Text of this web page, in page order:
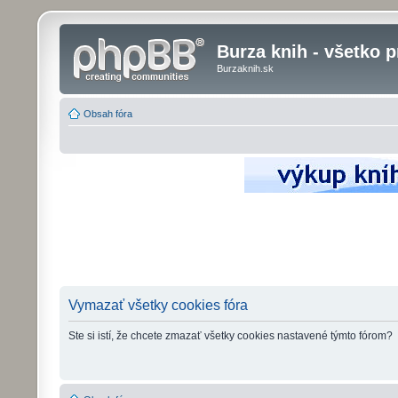
Burza knih - všetko
Burzaknih.sk
Obsah fóra
Vymazať všetky cookies fóra
Ste si istí, že chcete zmazať všetky cookies nastavené týmto fórom?